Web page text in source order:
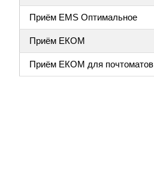
Приём EMS Оптимальное
Приём ЕКОМ
Приём ЕКОМ для почтоматов